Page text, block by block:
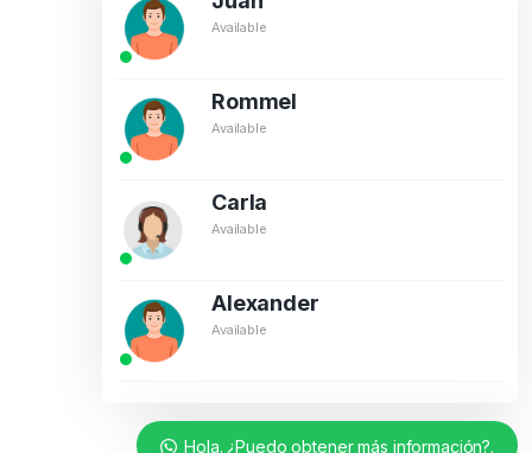
Available
Rommel
Available
Carla
Available
Alexander
Available
Hola. ¿Puedo obtener más información?.